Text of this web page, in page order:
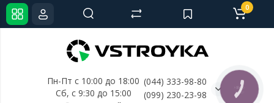
Пн-Пт с 10:00 до 18:00
Сб, с 9:30 до 15:00
(044) 333-98-80
(099) 230-23-98
0
КНОПКА
СВЯЗИ